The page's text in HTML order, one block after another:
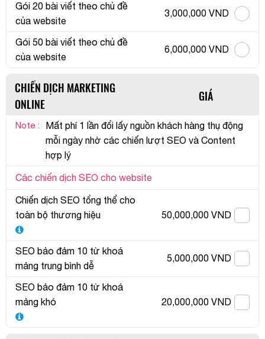
Gói 20 bài viết theo chủ đề
của website
3,000,000 VND
Gói 50 bài viết theo chủ đề
của website
6,000,000 VND
CHIẾN DỊCH MARKETING
ONLINE
GIÁ
Note :
Mất phí 1 lần đổi lấy nguồn khách hàng thụ động
mỗi ngày nhờ các chiến lượt SEO và Content
hợp lý
Các chiến dịch SEO cho website
Chiến dịch SEO tổng thể cho
toàn bộ thương hiệu
50,000,000 VND
SEO bảo đảm 10 từ khoá
mảng trung bình dễ
5,000,000 VND
SEO bảo đảm 10 từ khoá
mảng khó
20,000,000 VND